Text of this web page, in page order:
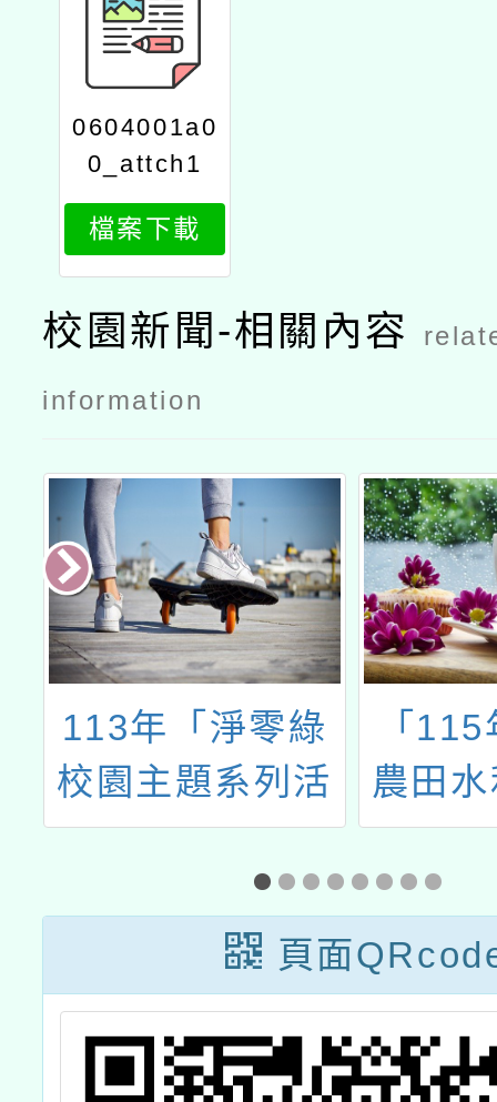
0604001a0
0_attch1
檔案下載
校園新聞-相關內容
information
113年「淨零綠
校園主題系列活
動」計畫
「
農田
教育
案設
頁面